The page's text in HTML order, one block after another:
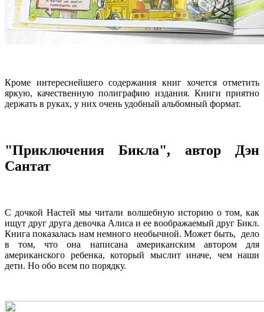
Кроме интереснейшего содержания книг хочется отметить
яркую, качественную полиграфию издания. Книги приятно
держать в руках, у них очень удобный альбомный формат.
"Приключения Бикла", автор Дэн
Сантат
С дочкой Настей мы читали волшебную историю о том, как
ищут друг друга девочка Алиса и ее воображаемый друг Бикл.
Книга показалась нам немного необычной. Может быть, дело
в том, что она написана американским автором для
американского ребенка, который мыслит иначе, чем наши
дети. Но обо всем по порядку.